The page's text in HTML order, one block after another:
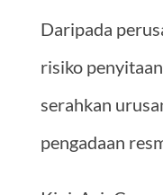
Daripada
risiko
serahkan
pengadaan